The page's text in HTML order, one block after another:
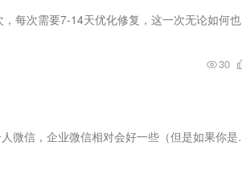
30
首先，强调一下，任何营销性过于多的动